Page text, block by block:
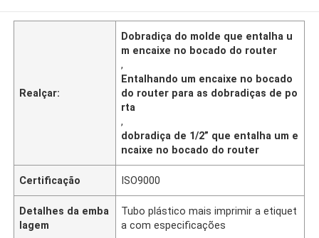
Realçar:
Dobradiça do molde que entalha u
m encaixe no bocado do router
,
Entalhando um encaixe no bocado
do router para as dobradiças de po
rta
,
dobradiça de 1/2” que entalha um e
ncaixe no bocado do router
Certificação ISO9000
Detalhes da emba
lagem
Tubo plástico mais imprimir a etiquet
a com especificações